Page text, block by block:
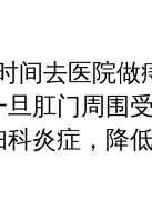
间去医院做
肛门周围
炎症，降